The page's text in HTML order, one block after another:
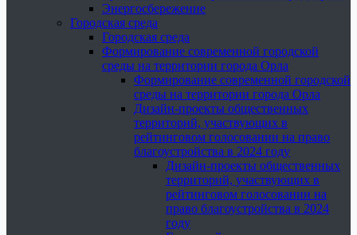
Энергосбережение
Городская среда
Городская среда
Формирование современной городской
среды на территории города Орла
Формирование современной городской
среды на территории города Орла
Дизайн-проекты общественных
территорий, участвующих в
рейтинговом голосовании на право
благоустройства в 2024 году
Дизайн-проекты общественных
территорий, участвующих в
рейтинговом голосовании на
право благоустройства в 2024
году